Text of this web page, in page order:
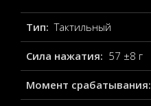
Тип: Тактильный
Сила нажатия: 57 ±8 г
Момент срабатывания: